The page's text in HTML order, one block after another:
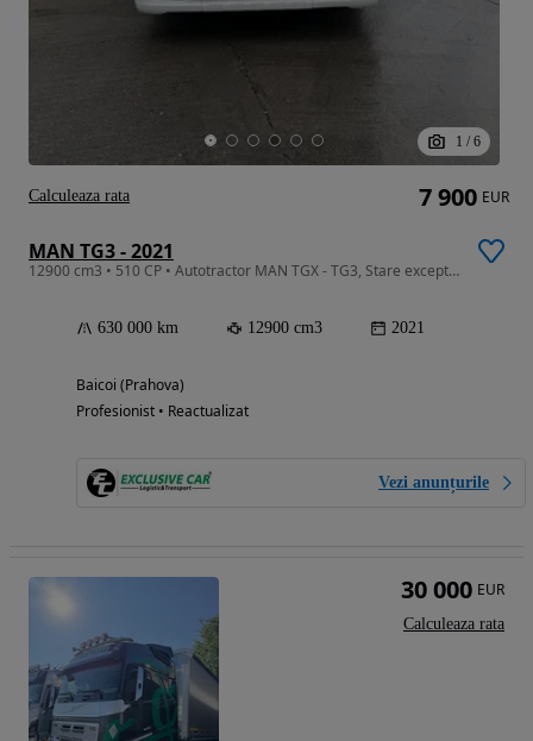
1 / 6
MAN TG3 - 2021
12900 cm3 • 510 CP • Autotractor MAN TGX - TG3, Stare exceptional ! Predare leasing
630 000 km 12900 cm3 2021
Baicoi (Prahova)
Profesionist • Reactualizat
Vezi anunțurile
7 900 EUR
Calculeaza rata
30 000 EUR
Calculeaza rata